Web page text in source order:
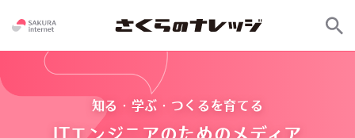
知る・学ぶ・つくるを育てる
ITエンジニアのためのメディア